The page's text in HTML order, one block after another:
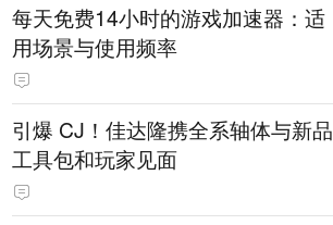
每天免费14小时的游戏加速器：适
用场景与使用频率
引爆 CJ！佳达隆携全系轴体与新品
工具包和玩家见面